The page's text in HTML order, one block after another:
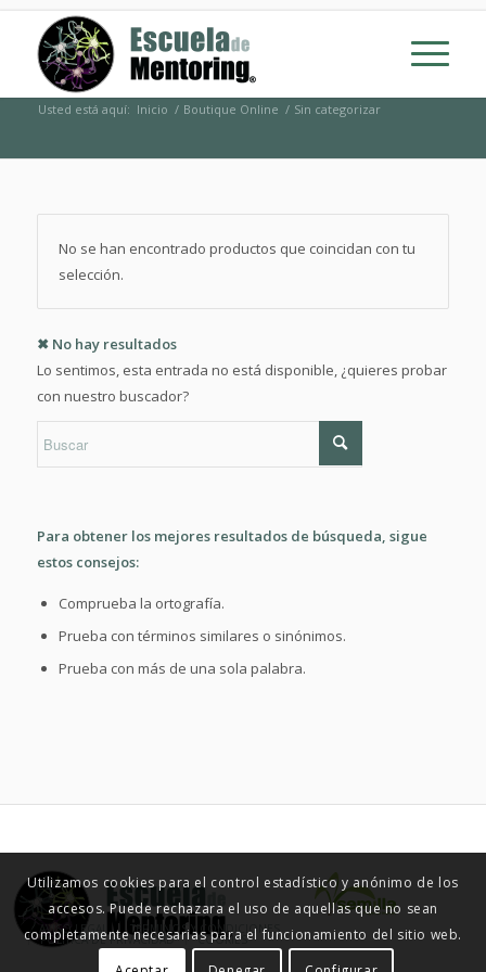
Usted está aquí: Inicio / Boutique Online / Sin categorizar
No se han encontrado productos que coincidan con tu
selección.
✖ No hay resultados
Lo sentimos, esta entrada no está disponible, ¿quieres probar
con nuestro buscador?
Para obtener los mejores resultados de búsqueda, sigue
estos consejos:
Comprueba la ortografía.
Prueba con términos similares o sinónimos.
Prueba con más de una sola palabra.
© ESCUELA DE MENTORING 2015
AVISO LEGAL TÉRMINOS Y CONDICIONES
POLÍTICA DE PRIVACIDAD COOKIES
Utilizamos cookies para el control estadístico y anónimo de los
accesos. Puede rechazara el uso de aquellas que no sean
completamente necesarias para el funcionamiento del sitio web.